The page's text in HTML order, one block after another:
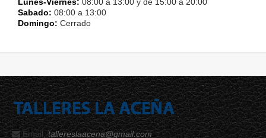
Sabado: 08:00 a 13:00
Domingo: Cerrado
Email:tallereslaacena@gmail.com